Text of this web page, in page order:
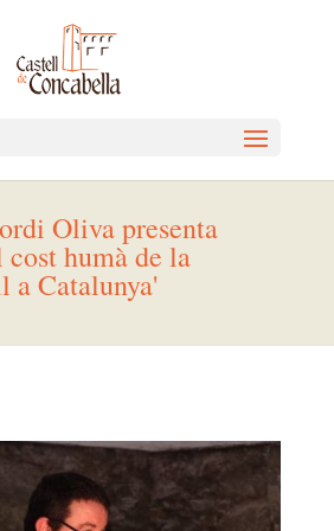
Oliva presenta
humà de la
a Catalunya'